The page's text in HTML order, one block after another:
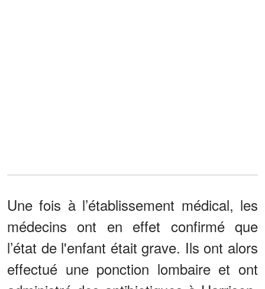
Une fois à l’établissement médical, les
médecins ont en effet confirmé que
l’état de l'enfant était grave. Ils ont alors
effectué une ponction lombaire et ont